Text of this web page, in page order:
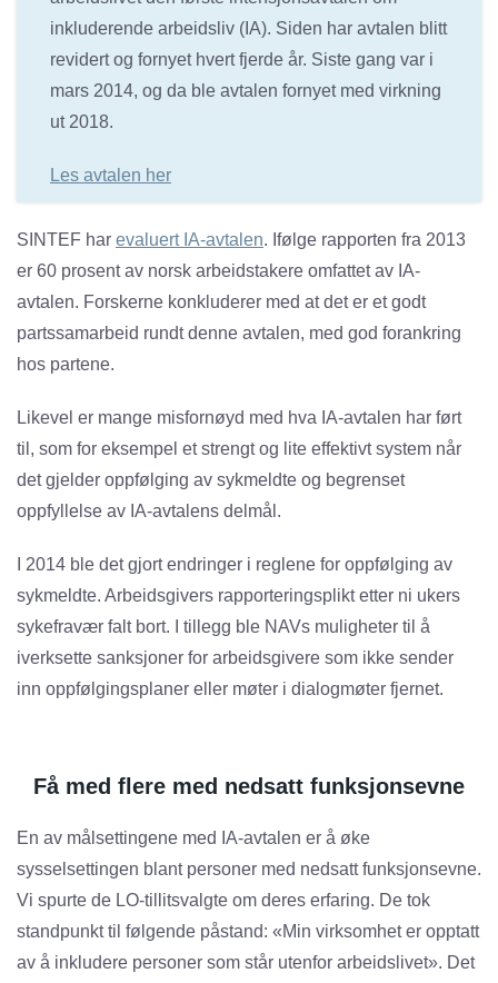
inkluderende arbeidsliv (IA). Siden har avtalen blitt
revidert og fornyet hvert fjerde år. Siste gang var i
mars 2014, og da ble avtalen fornyet med virkning
ut 2018.
Les avtalen her
SINTEF har evaluert IA-avtalen. Ifølge rapporten fra 2013
er 60 prosent av norsk arbeidstakere omfattet av IA-
avtalen. Forskerne konkluderer med at det er et godt
partssamarbeid rundt denne avtalen, med god forankring
hos partene.
Likevel er mange misfornøyd med hva IA-avtalen har ført
til, som for eksempel et strengt og lite effektivt system når
det gjelder oppfølging av sykmeldte og begrenset
oppfyllelse av IA-avtalens delmål.
I 2014 ble det gjort endringer i reglene for oppfølging av
sykmeldte. Arbeidsgivers rapporteringsplikt etter ni ukers
sykefravær falt bort. I tillegg ble NAVs muligheter til å
iverksette sanksjoner for arbeidsgivere som ikke sender
inn oppfølgingsplaner eller møter i dialogmøter fjernet.
Få med flere med nedsatt funksjonsevne
En av målsettingene med IA-avtalen er å øke
sysselsettingen blant personer med nedsatt funksjonsevne.
Vi spurte de LO-tillitsvalgte om deres erfaring. De tok
standpunkt til følgende påstand: «Min virksomhet er opptatt
av å inkludere personer som står utenfor arbeidslivet». Det